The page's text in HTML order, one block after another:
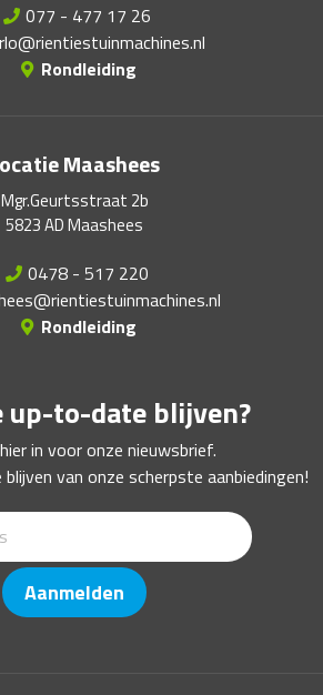
077 - 477 17 26
Rondleiding
Maashees
Mgr.Geurtsstraat 2b
5823 AD Maashees
0478 - 517 220
Rondleiding
up-to-date blijven?
in voor onze nieuwsbrief.
van onze scherpste aanbiedingen!
Aanmelden